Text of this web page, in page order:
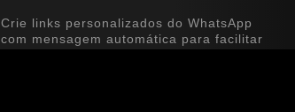
Crie links personalizados do WhatsApp
com mensagem automática para facilitar